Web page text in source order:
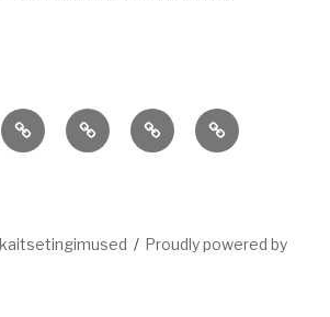
HinnakiriVõta
ühendust
Privaatsuspoliitika
Artiklid
Proudly powered by